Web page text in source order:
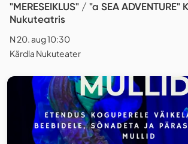
"MERESEIKLUS" / "a SEA ADVENTURE"
Nukuteatris
N 20. aug 10:30
Kärdla Nukuteater